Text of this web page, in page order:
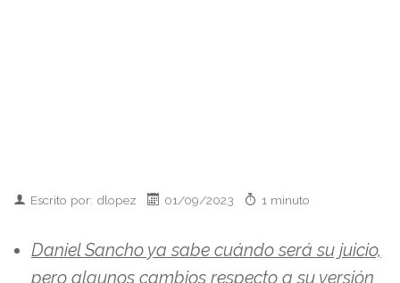
Escrito por: dlopez 01/09/2023 1 minuto
Daniel Sancho ya sabe cuándo será su juicio,
pero algunos cambios respecto a su versión